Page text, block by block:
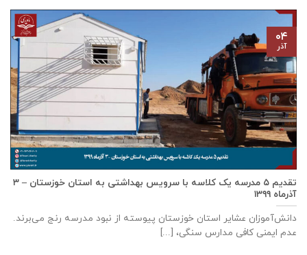
تقدیم ۵ مدرسه یک کلاسه با سرويس بهداشتی به استان خوزستان – ۳
آذر‌ماه ۱۳۹۹
دانش‌آموزان عشایر استان خوزستان پيوسته از نبود مدرسه رنج می‌برند.
عدم ایمنی کافی مدارس سنگی، [...]
۰۴
آذر